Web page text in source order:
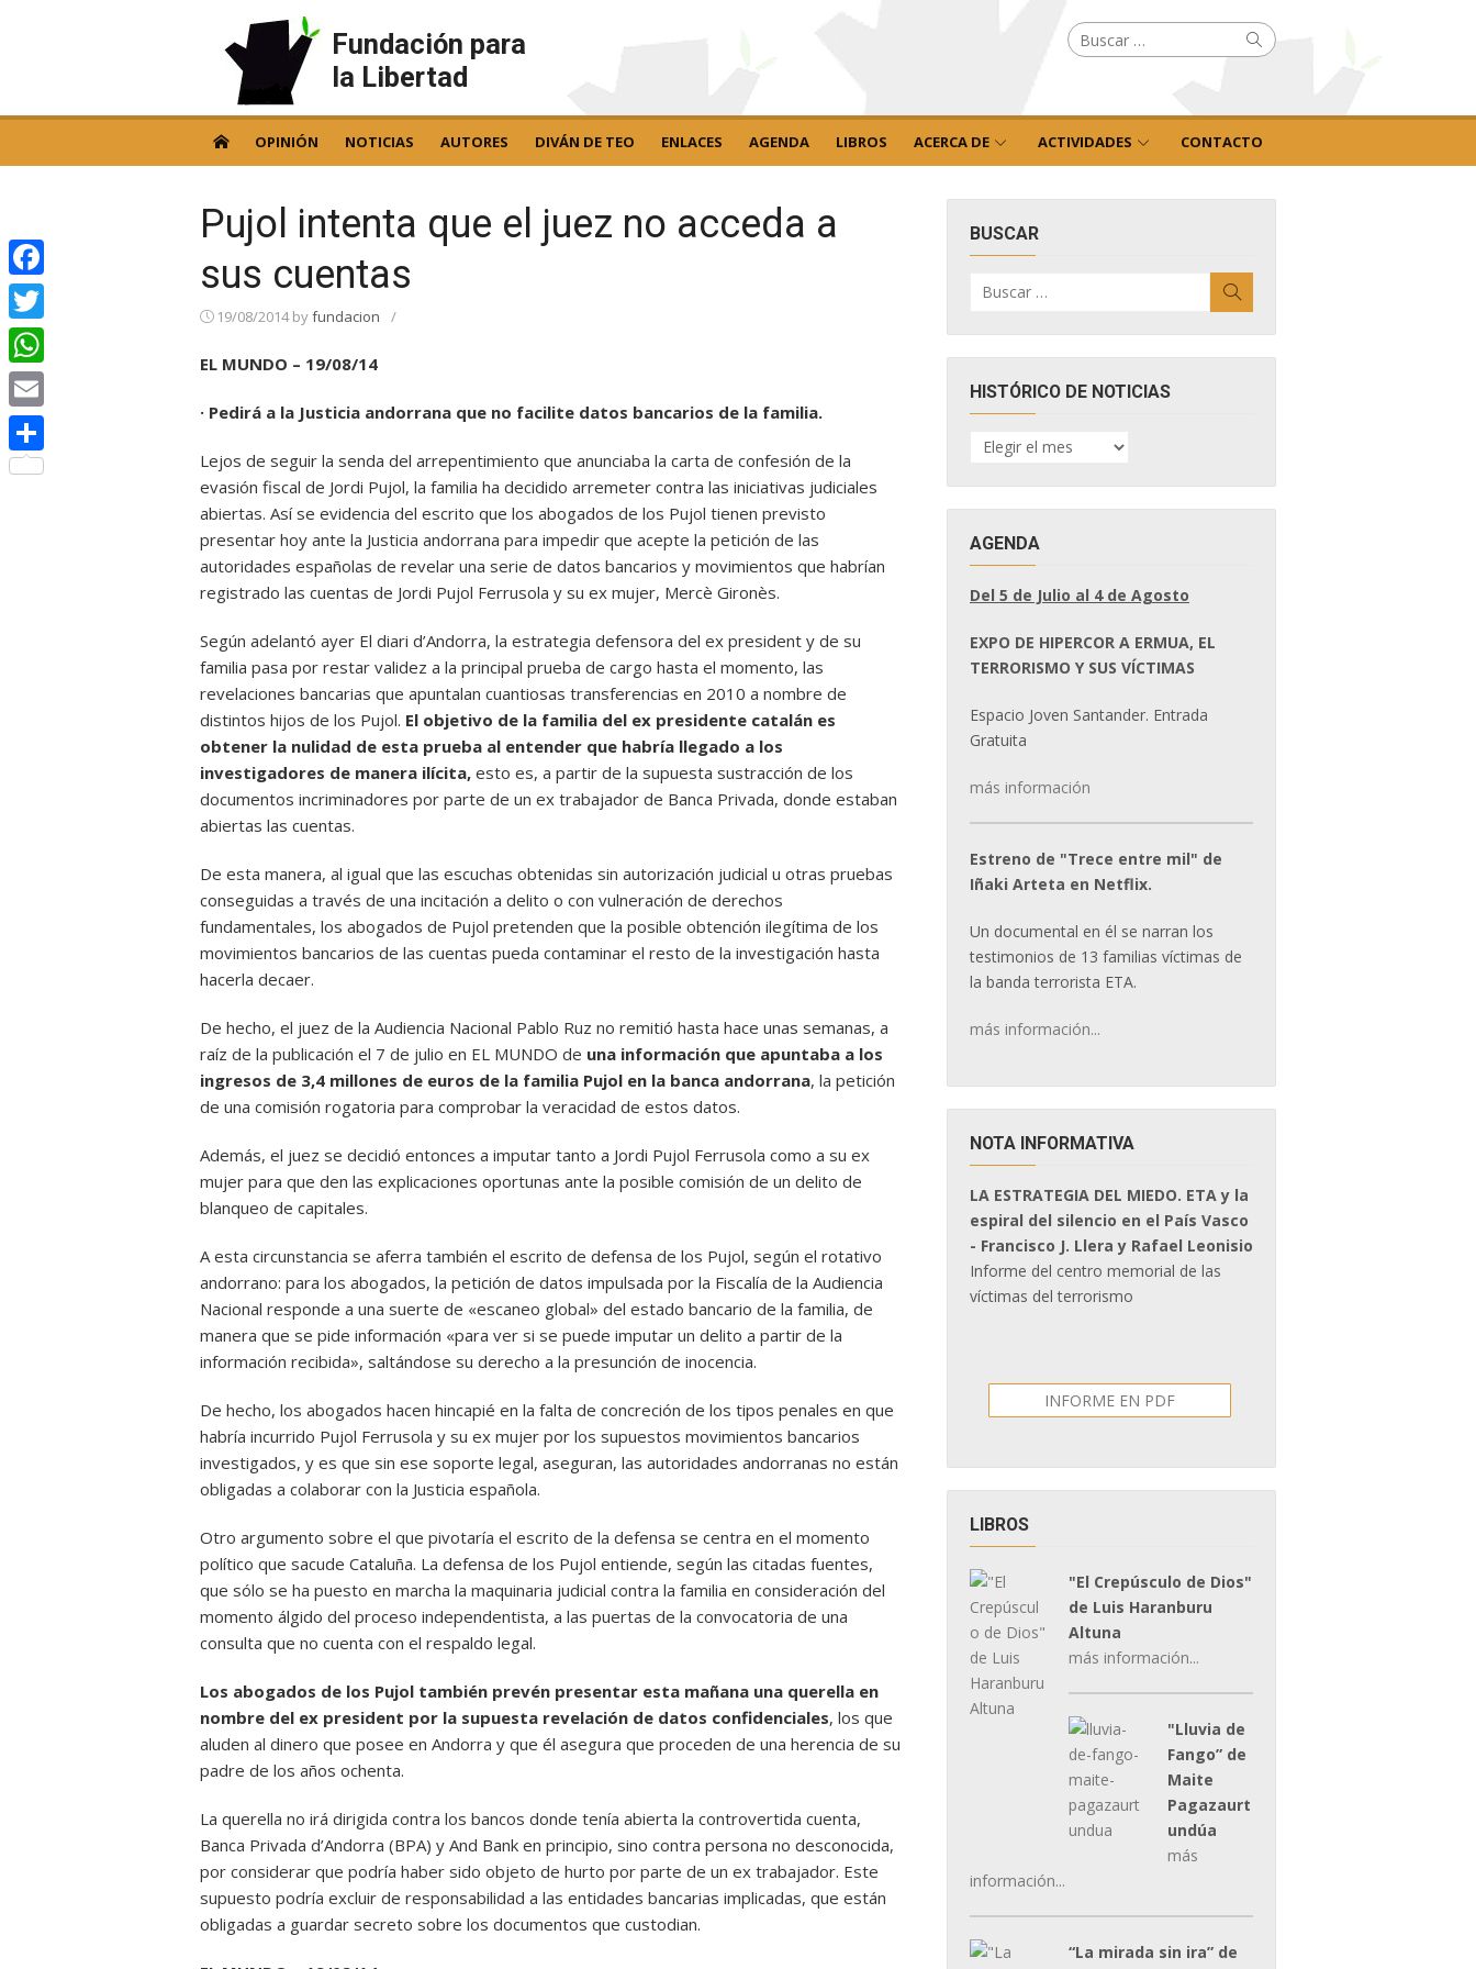
Fundación para
la Libertad
Buscar
por: Buscar
OPINIÓN NOTICIAS AUTORES DIVÁN DE TEO ENLACES AGENDA LIBROS ACERCA DE ACTIVIDADES CONTACTO
Pujol intenta que el juez no acceda a
sus cuentas
19/08/2014byfundacion /
EL MUNDO – 19/08/14
· Pedirá a la Justicia andorrana que no facilite datos bancarios de la familia.
Lejos de seguir la senda del arrepentimiento que anunciaba la carta de confesión de la
evasión fiscal de Jordi Pujol, la familia ha decidido arremeter contra las iniciativas judiciales
abiertas. Así se evidencia del escrito que los abogados de los Pujol tienen previsto
presentar hoy ante la Justicia andorrana para impedir que acepte la petición de las
autoridades españolas de revelar una serie de datos bancarios y movimientos que habrían
registrado las cuentas de Jordi Pujol Ferrusola y su ex mujer, Mercè Gironès.
Según adelantó ayer El diari d’Andorra, la estrategia defensora del ex president y de su
familia pasa por restar validez a la principal prueba de cargo hasta el momento, las
revelaciones bancarias que apuntalan cuantiosas transferencias en 2010 a nombre de
distintos hijos de los Pujol. El objetivo de la familia del ex presidente catalán es
obtener la nulidad de esta prueba al entender que habría llegado a los
investigadores de manera ilícita, esto es, a partir de la supuesta sustracción de los
documentos incriminadores por parte de un ex trabajador de Banca Privada, donde estaban
abiertas las cuentas.
De esta manera, al igual que las escuchas obtenidas sin autorización judicial u otras pruebas
conseguidas a través de una incitación a delito o con vulneración de derechos
fundamentales, los abogados de Pujol pretenden que la posible obtención ilegítima de los
movimientos bancarios de las cuentas pueda contaminar el resto de la investigación hasta
hacerla decaer.
De hecho, el juez de la Audiencia Nacional Pablo Ruz no remitió hasta hace unas semanas, a
raíz de la publicación el 7 de julio en EL MUNDO de una información que apuntaba a los
ingresos de 3,4 millones de euros de la familia Pujol en la banca andorrana, la petición
de una comisión rogatoria para comprobar la veracidad de estos datos.
Además, el juez se decidió entonces a imputar tanto a Jordi Pujol Ferrusola como a su ex
mujer para que den las explicaciones oportunas ante la posible comisión de un delito de
blanqueo de capitales.
A esta circunstancia se aferra también el escrito de defensa de los Pujol, según el rotativo
andorrano: para los abogados, la petición de datos impulsada por la Fiscalía de la Audiencia
Nacional responde a una suerte de «escaneo global» del estado bancario de la familia, de
manera que se pide información «para ver si se puede imputar un delito a partir de la
información recibida», saltándose su derecho a la presunción de inocencia.
De hecho, los abogados hacen hincapié en la falta de concreción de los tipos penales en que
habría incurrido Pujol Ferrusola y su ex mujer por los supuestos movimientos bancarios
investigados, y es que sin ese soporte legal, aseguran, las autoridades andorranas no están
obligadas a colaborar con la Justicia española.
Otro argumento sobre el que pivotaría el escrito de la defensa se centra en el momento
político que sacude Cataluña. La defensa de los Pujol entiende, según las citadas fuentes,
que sólo se ha puesto en marcha la maquinaria judicial contra la familia en consideración del
momento álgido del proceso independentista, a las puertas de la convocatoria de una
consulta que no cuenta con el respaldo legal.
Los abogados de los Pujol también prevén presentar esta mañana una querella en
nombre del ex president por la supuesta revelación de datos confidenciales, los que
aluden al dinero que posee en Andorra y que él asegura que proceden de una herencia de su
padre de los años ochenta.
La querella no irá dirigida contra los bancos donde tenía abierta la controvertida cuenta,
Banca Privada d’Andorra (BPA) y And Bank en principio, sino contra persona no desconocida,
por considerar que podría haber sido objeto de hurto por parte de un ex trabajador. Este
supuesto podría excluir de responsabilidad a las entidades bancarias implicadas, que están
obligadas a guardar secreto sobre los documentos que custodian.
BUSCAR
por:
HISTÓRICO DE NOTICIAS
HISTÓRICO
DE
AGENDA
Del 5 de Julio al 4 de Agosto
EXPO DE HIPERCOR A ERMUA, EL
TERRORISMO Y SUS VÍCTIMAS
Espacio Joven Santander. Entrada
Gratuita
más información
Estreno de "Trece entre mil" de
Iñaki Arteta en Netflix.
Un documental en él se narran los
testimonios de 13 familias víctimas de
la banda terrorista ETA.
más información...
NOTA INFORMATIVA
LA ESTRATEGIA DEL MIEDO. ETA y la
espiral del silencio en el País Vasco
- Francisco J. Llera y Rafael Leonisio
Informe del centro memorial de las
víctimas del terrorismo
INFORME EN PDF
LIBROS
"El Crepúsculo de Dios"
de Luis Haranburu
Altuna
más información...
"Lluvia de
Fango” de
Maite
Pagazaurt
undúa
más
información...
“La mirada sin ira” de
Facebook
Twitter
WhatsApp
Email
Compartir